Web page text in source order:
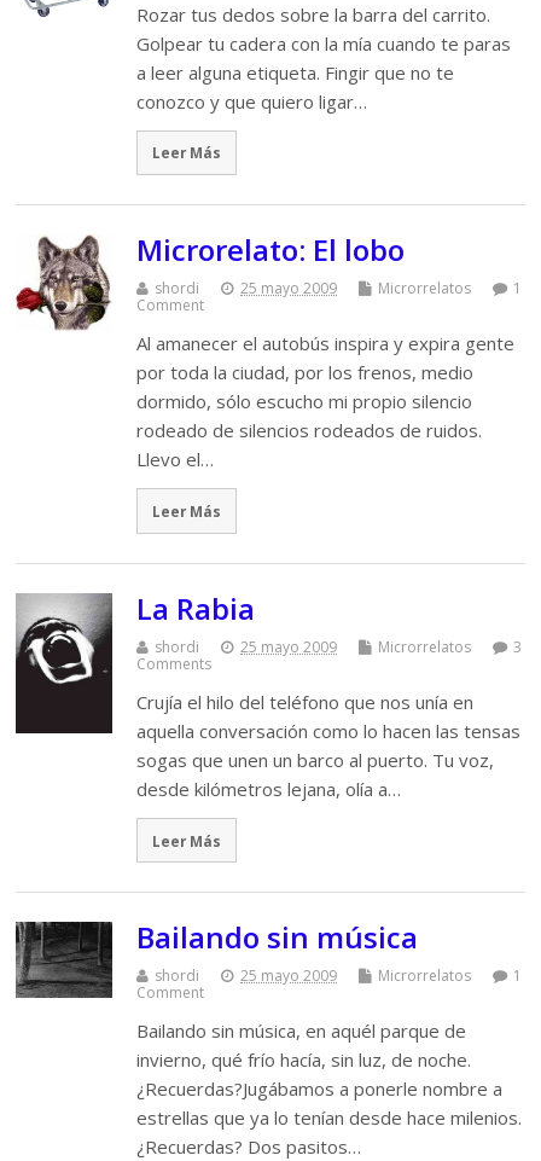
Rozar tus dedos sobre la barra del carrito.
Golpear tu cadera con la mía cuando te paras
a leer alguna etiqueta. Fingir que no te
conozco y que quiero ligar…
Leer Más
Microrelato: El lobo
shordi 25 mayo 2009 Microrrelatos
1
Comment
Al amanecer el autobús inspira y expira gente
por toda la ciudad, por los frenos, medio
dormido, sólo escucho mi propio silencio
rodeado de silencios rodeados de ruidos.
Llevo el…
Leer Más
La Rabia
shordi 25 mayo 2009 Microrrelatos
3
Comments
Crujía el hilo del teléfono que nos unía en
aquella conversación como lo hacen las tensas
sogas que unen un barco al puerto. Tu voz,
desde kilómetros lejana, olía a…
Leer Más
Bailando sin música
shordi 25 mayo 2009 Microrrelatos
1
Comment
Bailando sin música, en aquél parque de
invierno, qué frío hacía, sin luz, de noche.
¿Recuerdas?Jugábamos a ponerle nombre a
estrellas que ya lo tenían desde hace milenios.
¿Recuerdas? Dos pasitos…